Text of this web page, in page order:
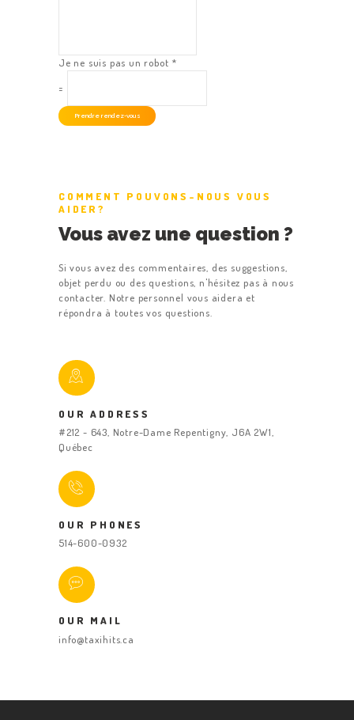
CHAUFFEURS
Je ne suis pas un robot *
=
Prendre rendez-vous
COMMENT POUVONS-NOUS VOUS
AIDER?
Vous avez une question ?
Si vous avez des commentaires, des suggestions,
objet perdu ou des questions, n'hésitez pas à nous
contacter. Notre personnel vous aidera et
répondra à toutes vos questions.
OUR ADDRESS
#212 - 643, Notre-Dame Repentigny, J6A 2W1,
Québec
OUR PHONES
514-600-0932
OUR MAIL
info@taxihits.ca